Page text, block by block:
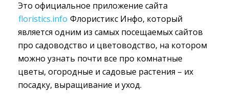
Это официальное приложение сайта
floristics.info Флористикс Инфо, который
является одним из самых посещаемых сайтов
про садоводство и цветоводство, на котором
можно узнать почти все про комнатные
цветы, огородные и садовые растения – их
посадку, выращивание и уход.